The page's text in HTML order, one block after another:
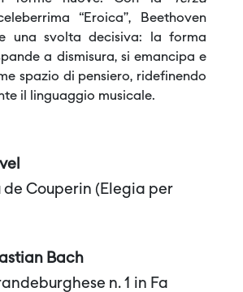
“Eroica”, Beethoven
una svolta decisiva: la forma
a dismisura, si emancipa e
spazio di pensiero, ridefinendo
il linguaggio musicale.
de Couperin (Elegia per
Bach
n. 1 in Fa